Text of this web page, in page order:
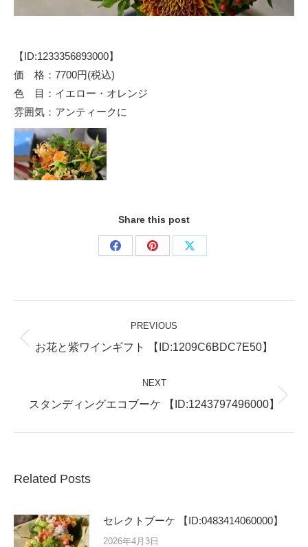
【ID:1233356893000】
価 格：7700円(税込)
色 目：イエロー・オレンジ
雰囲気：アンティークに
Share this post
Share
Share
Share
navigation
PREVIOUS
Previous
お花と紫ワインギフト 【ID:1209C6BDC7E50】
NEXT
Next
スタンディングエコブーケ 【ID:1243797496000】
Related Posts
セレクトブーケ 【ID:0483414060000】
2026年4月3日